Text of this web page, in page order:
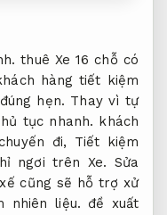
thuê Xe 16 chỗ có
hàng tiết kiệm
hẹn. Thay vì tự
tục nhanh. khách
đi, Tiết kiệm
ngơi trên Xe. Sửa
cũng sẽ hỗ trợ xử
nhiên liệu. đề xuất